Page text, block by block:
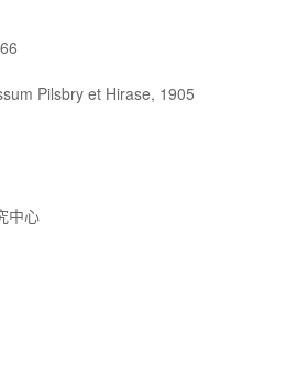
Pilsbry et Hirase, 1905
中心